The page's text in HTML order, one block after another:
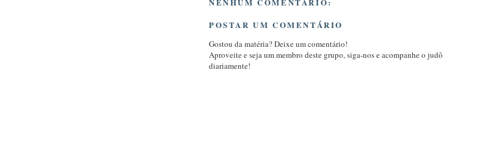
POSTAR UM COMENTÁRIO
Gostou da matéria? Deixe um comentário!
Aproveite e seja um membro deste grupo, siga-nos e acompanhe o judô
diariamente!